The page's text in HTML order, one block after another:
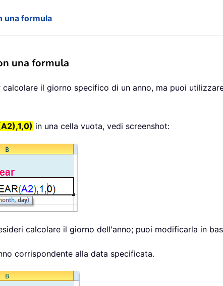
una formula
una formula
il giorno specifico di un anno, ma puoi
in una cella vuota, vedi screenshot:
calcolare il giorno dell'anno; puoi modificarla in
corrispondente alla data specificata.